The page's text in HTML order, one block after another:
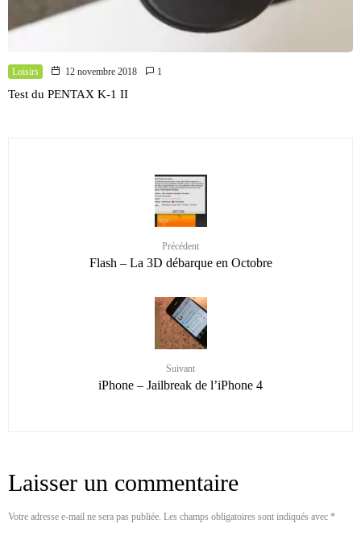
Loisirs 12 novembre 2018 1
Test du PENTAX K-1 II
Précédent
Flash – La 3D débarque en Octobre
Suivant
iPhone – Jailbreak de l’iPhone 4
Laisser un commentaire
Votre adresse e-mail ne sera pas publiée. Les champs obligatoires sont indiqués avec *